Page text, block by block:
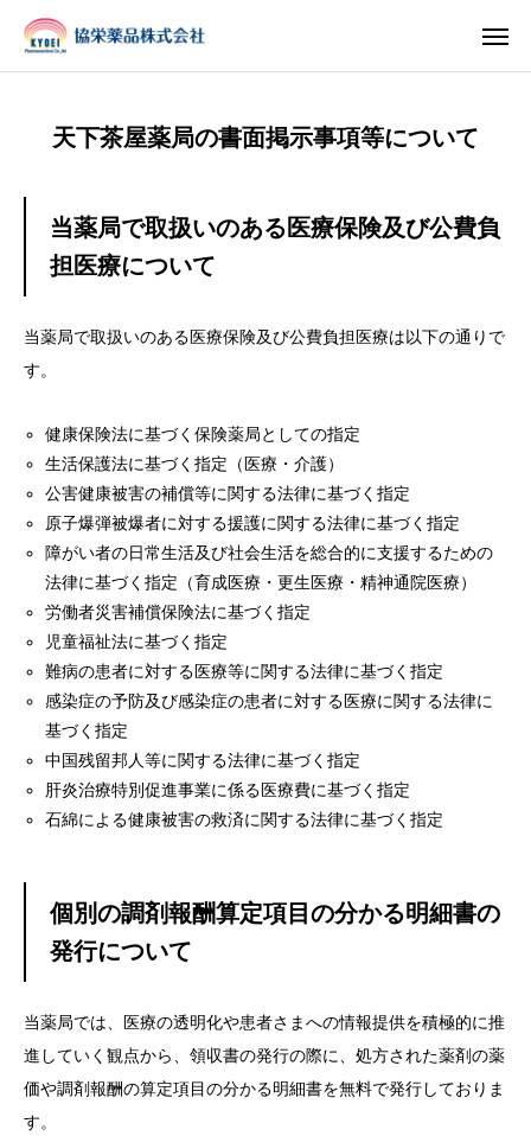
天下茶屋薬局の書面掲示事項等について
当薬局で取扱いのある医療保険及び公費負
担医療について
当薬局で取扱いのある医療保険及び公費負担医療は以下の通りで
す。
健康保険法に基づく保険薬局としての指定
生活保護法に基づく指定（医療・介護）
公害健康被害の補償等に関する法律に基づく指定
原子爆弾被爆者に対する援護に関する法律に基づく指定
障がい者の日常生活及び社会生活を総合的に支援するための
法律に基づく指定（育成医療・更生医療・精神通院医療）
労働者災害補償保険法に基づく指定
児童福祉法に基づく指定
難病の患者に対する医療等に関する法律に基づく指定
感染症の予防及び感染症の患者に対する医療に関する法律に
基づく指定
中国残留邦人等に関する法律に基づく指定
肝炎治療特別促進事業に係る医療費に基づく指定
石綿による健康被害の救済に関する法律に基づく指定
個別の調剤報酬算定項目の分かる明細書の
発行について
当薬局では、医療の透明化や患者さまへの情報提供を積極的に推
進していく観点から、領収書の発行の際に、 処方された薬剤の薬
価や調剤報酬の算定項目の分かる明細書を無料で発行しておりま
す。
LINE
HOME
企業情報
ブログ
お知らせ
採用情報
お問い合わせ